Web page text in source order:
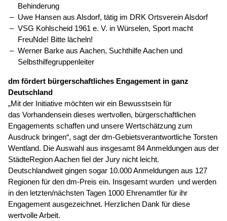
Behinderung
Uwe Hansen aus Alsdorf, tätig im DRK Ortsverein Alsdorf
VSG Kohlscheid 1961 e. V. in Würselen, Sport macht
FreuNde! Bitte lächeln!
Werner Barke aus Aachen, Suchthilfe Aachen und
Selbsthilfegruppenleiter
dm fördert bürgerschaftliches Engagement in ganz
Deutschland
„Mit der Initiative möchten wir ein Bewusstsein für
das Vorhandensein dieses wertvollen, bürgerschaftlichen
Engagements schaffen und unsere Wertschätzung zum
Ausdruck bringen“, sagt der dm-Gebietsverantwortliche Torsten
Wentland. Die Auswahl aus insgesamt 84 Anmeldungen aus der
StädteRegion Aachen fiel der Jury nicht leicht.
Deutschlandweit gingen sogar 10.000 Anmeldungen aus 127
Regionen für den dm-Preis ein. Insgesamt wurden und werden
in den letzten/nächsten Tagen 1000 Ehrenamtler für ihr
Engagement ausgezeichnet. Herzlichen Dank für diese
wertvolle Arbeit.